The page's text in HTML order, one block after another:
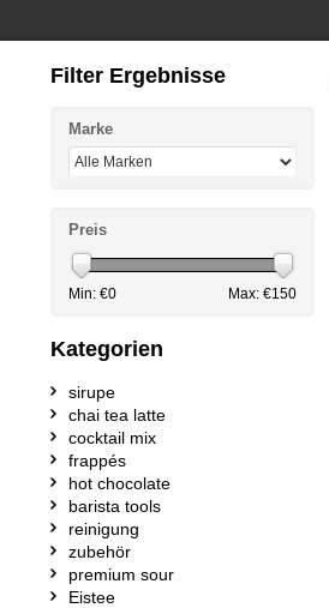
Filter Ergebnisse
Marke
Preis
Min: €0 Max: €150
Kategorien
sirupe
chai tea latte
cocktail mix
frappés
hot chocolate
barista tools
reinigung
zubehör
premium sour
Eistee